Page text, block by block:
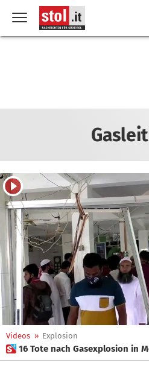
Videos » Explosion
 16 Tote nach Gasexplosion in